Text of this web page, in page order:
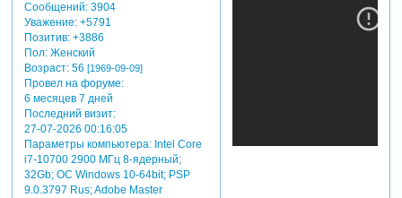
Сообщений:3904
Уважение: +5791
Позитив: +3886
Пол:Женский
Возраст:56 [1969-09-09]
Провел на форуме:
6 месяцев 7 дней
Последний визит:
27-07-2026 00:16:05
Параметры компьютера:Intel Core
i7-10700 2900 МГц 8-ядерный;
32Gb; ОС Windows 10-64bit; PSP
9.0.3797 Rus; Adobe Master